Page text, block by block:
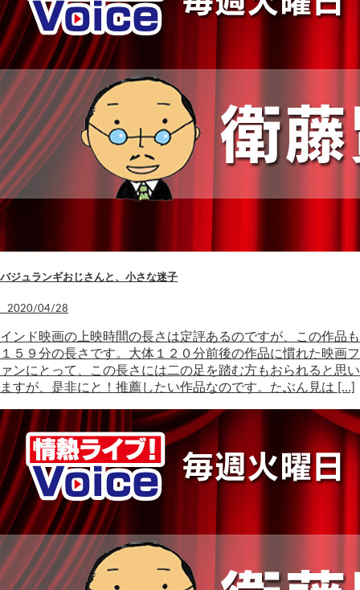
バジュランギおじさんと、小さな迷子
2020/04/28
インド映画の上映時間の長さは定評あるのですが、この作品も
１５９分の長さです。大体１２０分前後の作品に慣れた映画フ
ァンにとって、この長さには二の足を踏む方もおられると思い
ますが、是非にと！推薦したい作品なのです。たぶん見は […]